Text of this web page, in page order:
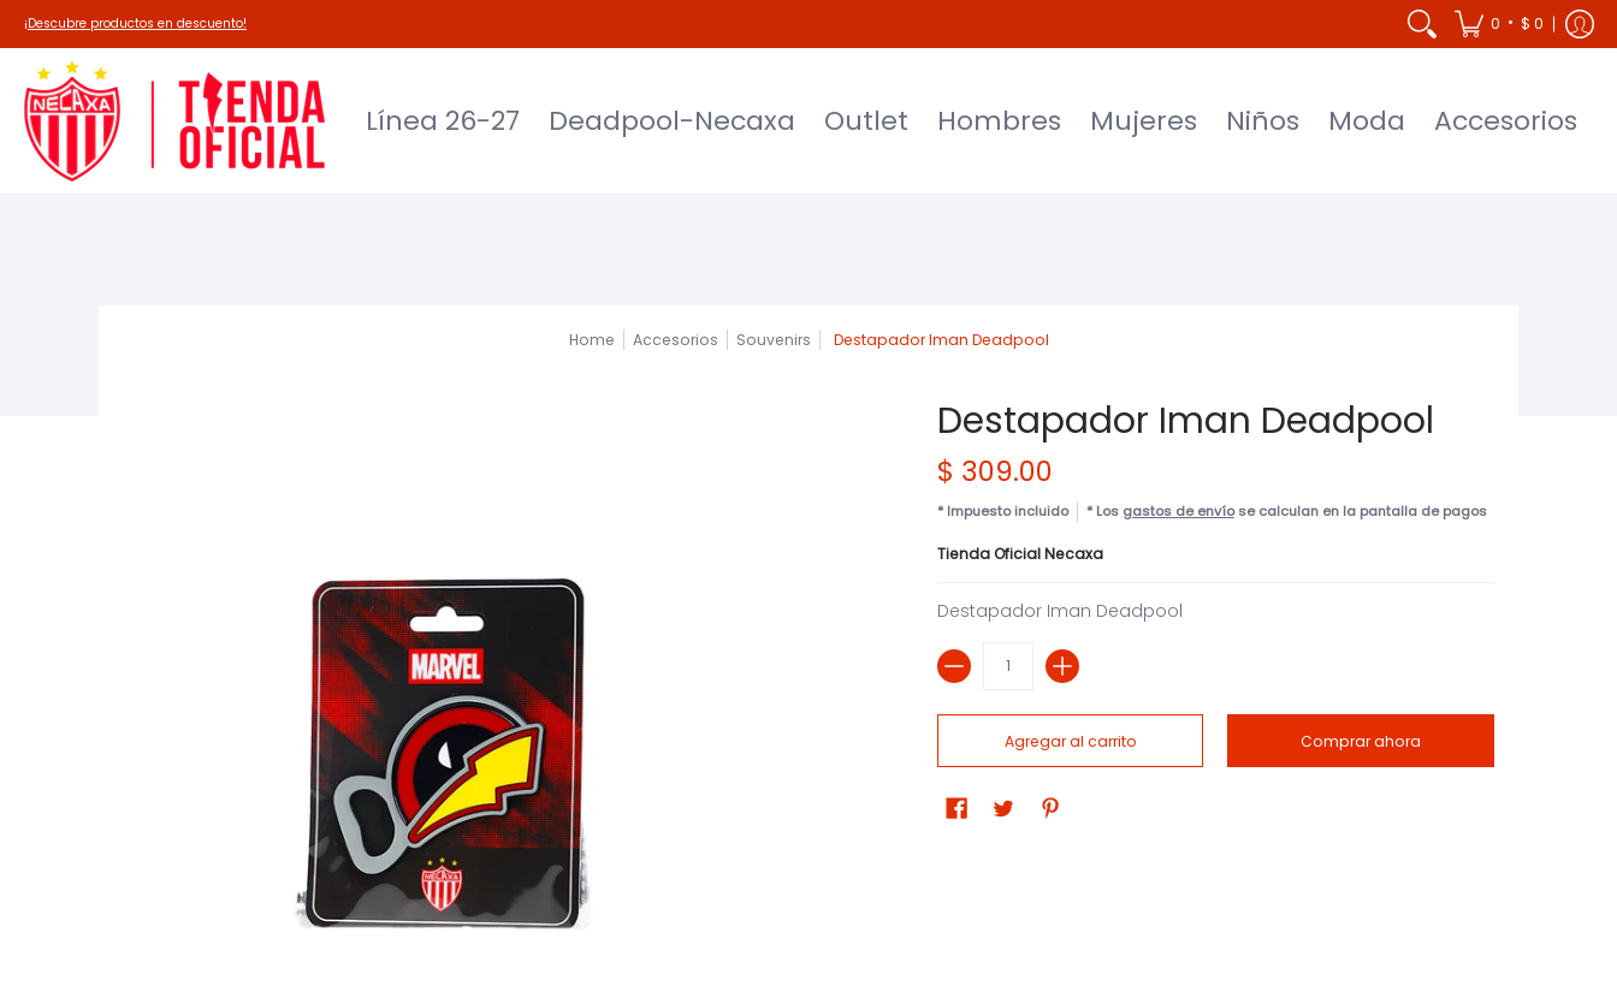
Línea 26-27 Deadpool-Necaxa
¡Descubre productos en descuento! 0 • $ 0
Línea 26-27 Deadpool-Necaxa Outlet Hombres Mujeres Niños Moda Accesorios
Home Accesorios Souvenirs Destapador Iman Deadpool
Destapador Iman Deadpool
$ 309.00
* Impuesto incluido * Los gastos de envíose calculan en la pantalla de pagos
Tienda Oficial Necaxa
Destapador Iman Deadpool
Cantidad
Agregar al carrito Comprar ahora